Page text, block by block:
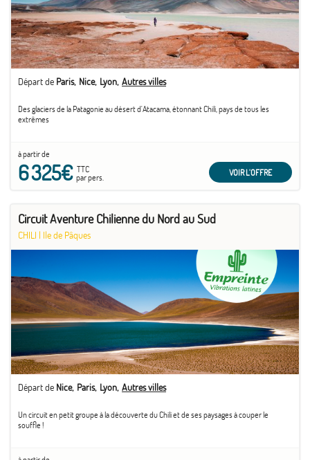
Départ de Paris Nice Lyon Autres villes
Des glaciers de la Patagonie au désert d'Atacama, étonnant Chili, pays de tous les
extrêmes
à partir de
6 325€TTC
par pers.
VOIR L'OFFRE
Circuit Aventure Chilienne du Nord au Sud
CHILI | Ile de Pâques
Départ de Nice Paris Lyon Autres villes
Un circuit en petit groupe à la découverte du Chili et de ses paysages à couper le
souffle !